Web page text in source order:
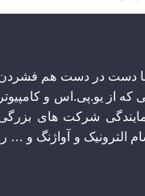
آذر بسامد در مهرماه سال ۱۳۷۰، با دست در دست هم
از یو.پی.اس و
شرکت های
الترونیک و آواژنگ و …